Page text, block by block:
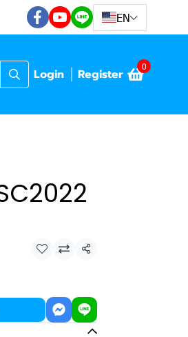
EN
Login Register 0
Share